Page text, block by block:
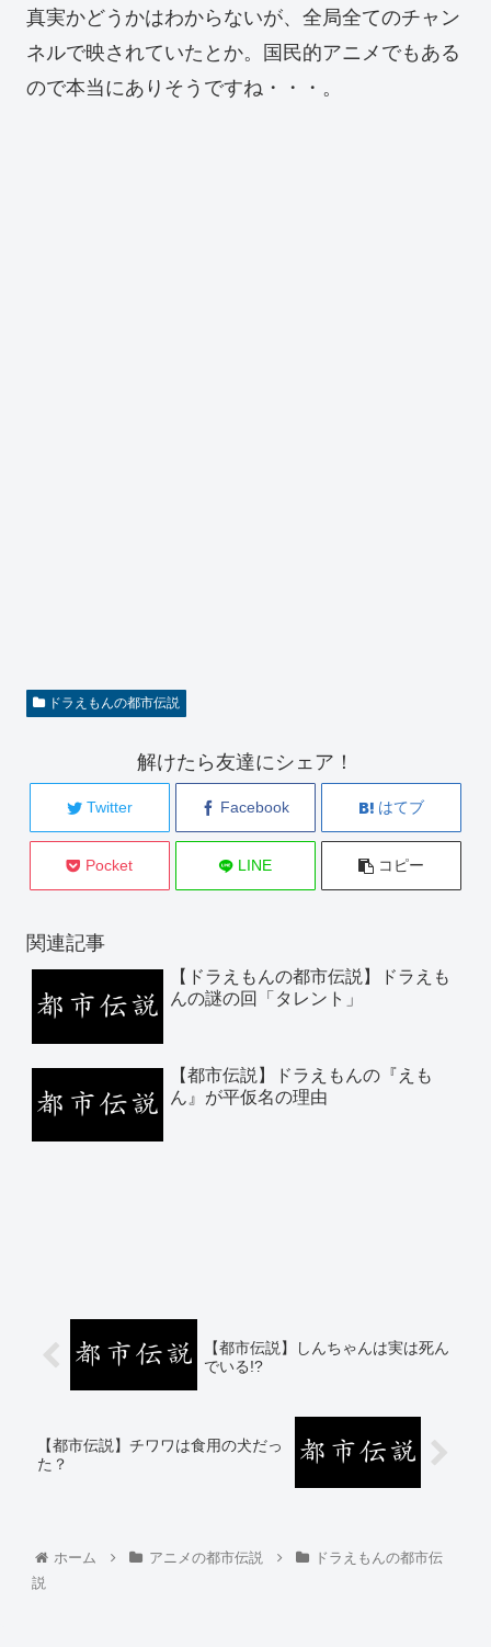
真実かどうかはわからないが、全局全てのチャン
ネルで映されていたとか。国民的アニメでもある
ので本当にありそうですね・・・。
ドラえもんの都市伝説
解けたら友達にシェア！
Twitter Facebook はてブ
Pocket LINE コピー
関連記事
【ドラえもんの都市伝説】ドラえも
んの謎の回「タレント」
【都市伝説】ドラえもんの『えも
ん』が平仮名の理由
【都市伝説】しんちゃんは実は死ん
でいる!?
【都市伝説】チワワは食用の犬だっ
た？
ホーム アニメの都市伝説
ドラえもんの都市伝
説